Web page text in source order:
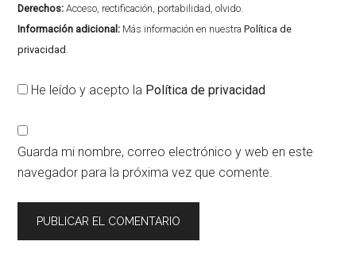
Derechos: Acceso, rectificación, portabilidad, olvido.
Información adicional: Más información en nuestraPolítica de
privacidad .
He leído y acepto la Política de privacidad
Guarda mi nombre, correo electrónico y web en este
navegador para la próxima vez que comente.